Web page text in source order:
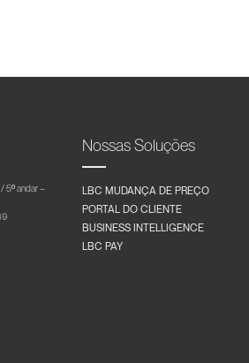
5º andar –
Nossas Soluções
LBC MUDANÇA DE PREÇO
PORTAL DO CLIENTE
BUSINESS INTELLIGENCE
LBC PAY